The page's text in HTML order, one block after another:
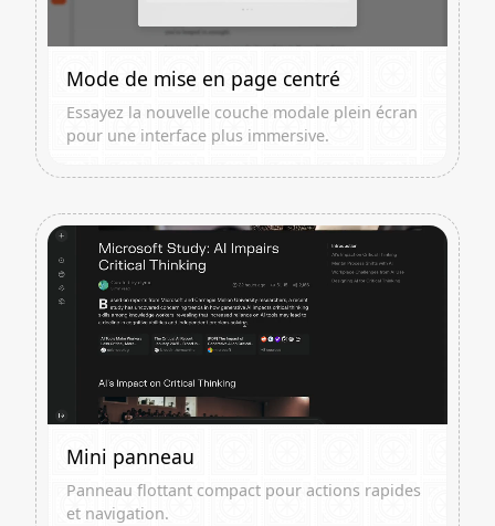
Mode de mise en page centré
Essayez la nouvelle couche modale plein écran
pour une interface plus immersive.
Mini panneau
Panneau flottant compact pour actions rapides
et navigation.